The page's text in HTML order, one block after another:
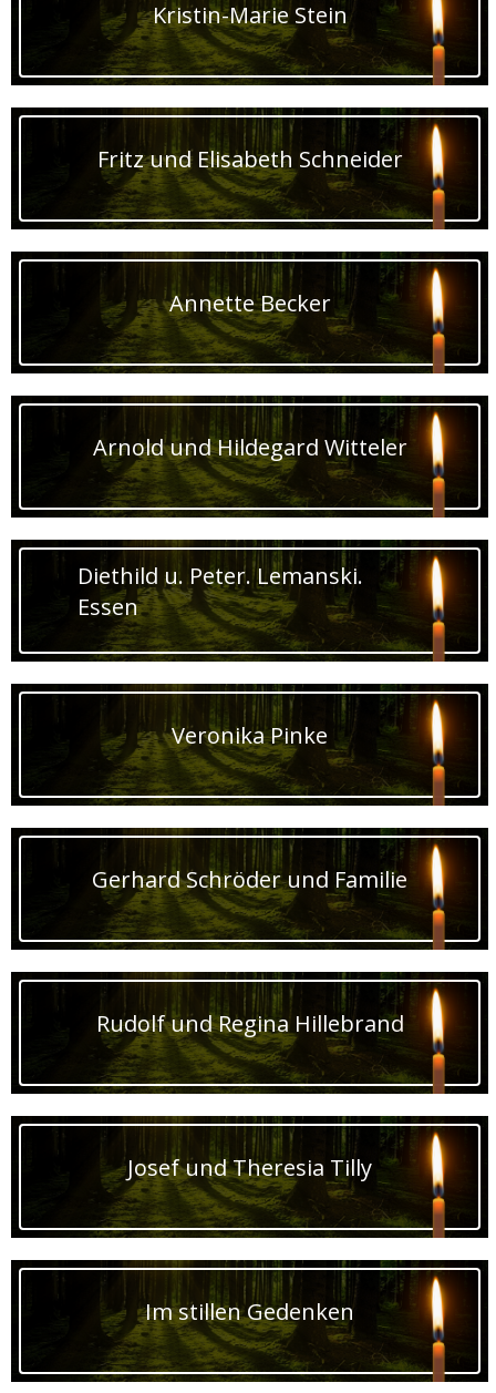
Kristin-Marie Stein
Fritz und Elisabeth Schneider
Annette Becker
Arnold und Hildegard Witteler
Diethild u. Peter. Lemanski.
Essen
Veronika Pinke
Gerhard Schröder und Familie
Rudolf und Regina Hillebrand
Josef und Theresia Tilly
Im stillen Gedenken